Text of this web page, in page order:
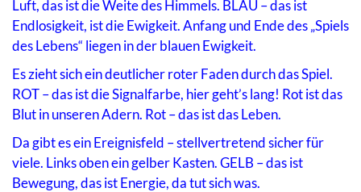
Luft, das ist die Weite des Himmels. BLAU – das ist
Endlosigkeit, ist die Ewigkeit. Anfang und Ende des „Spiels
des Lebens“ liegen in der blauen Ewigkeit.
Es zieht sich ein deutlicher roter Faden durch das Spiel.
ROT – das ist die Signalfarbe, hier geht’s lang! Rot ist das
Blut in unseren Adern. Rot – das ist das Leben.
Da gibt es ein Ereignisfeld – stellvertretend sicher für
viele. Links oben ein gelber Kasten. GELB – das ist
Bewegung, das ist Energie, da tut sich was.